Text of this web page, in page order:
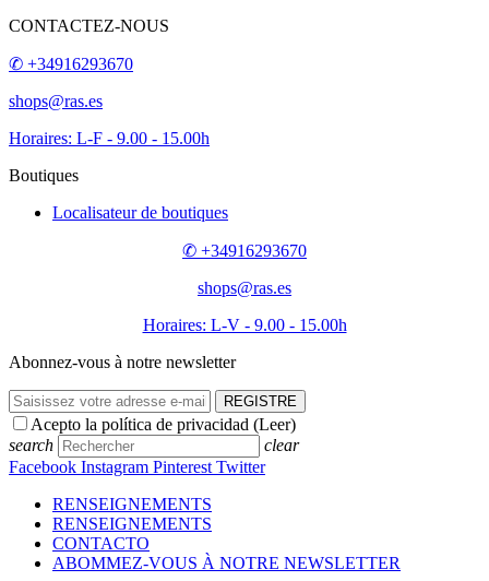
CONTACTEZ-NOUS
✆ +34916293670
shops@ras.es
Horaires: L-F - 9.00 - 15.00h
Boutiques
Localisateur de boutiques
✆ +34916293670
shops@ras.es
Horaires: L-V - 9.00 - 15.00h
Abonnez-vous à notre newsletter
REGISTRE
Acepto la política de privacidad (Leer)
search
clear
Facebook Instagram Pinterest Twitter
RENSEIGNEMENTS
RENSEIGNEMENTS
CONTACTO
ABOMMEZ-VOUS À NOTRE NEWSLETTER